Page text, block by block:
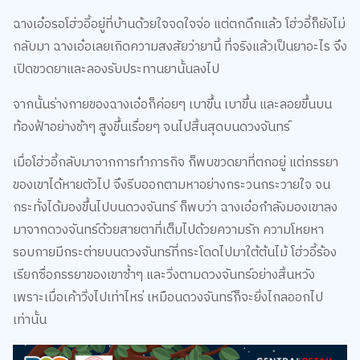
ฉางเอ๋อรอโฮ่วอี้อยู่ที่บ้านด้วยใจจดใจจ่อ แต่ตกดึกแล้ว โฮ่วอี้ก็ยังไม่
กลับมา ฉางเอ๋อเลยเกิดความสงสัยว่ายานี้ ที่จริงแล้วเป็นยาอะไร จึง
เปิดขวดยาและลองรับประทานยานั้นลงไป
จากนั้นร่างกายของฉางเอ๋อก็ค่อยๆ เบาขึ้น เบาขึ้น และลอยขึ้นบน
ท้องฟ้าอย่างช้าๆ สูงขึ้นเรื่อยๆ จนไปสิ้นสุดบนดวงจันทร์
เมื่อโฮ่วอี้กลับมาจากการทำภารกิจ ก็พบขวดยาที่ตกอยู่ แต่ภรรยา
ของเขาได้หายตัวไป จึงรีบออกตามหาอย่างกระวนกระวายใจ จน
กระทั่งได้มองขึ้นไปบนดวงจันทร์ ก็พบว่า ฉางเอ๋อกำลังมองเขาลง
มาจากดวงจันทร์ด้วยสายตาที่เต็มไปด้วยความรัก ความโหยหา
รอบกายมีกระต่ายบนดวงจันทร์ที่กระโดดไปมาใต้ต้นไม้ โฮ่วอี้ร้อง
เรียกซื่อภรรยาของเขาซ้ำๆ และวิ่งตามดวงจันทร์อย่างสิ้นหวัง
เพราะเมื่อเค้าวิ่งไปเท่าไหร่ เหมือนดวงจันทร์ก็จะยิ่งไกลออกไป
เท่านั้น